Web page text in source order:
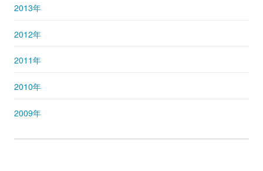
2013年
2012年
2011年
2010年
2009年